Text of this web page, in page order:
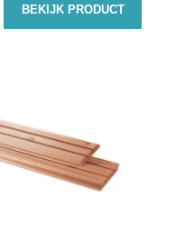
BEKIJK PRODUCT